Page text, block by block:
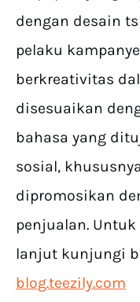
dengan desain
pelaku
berkreativitas
disesuaikan
bahasa yang
sosial,
dipromosikan
penjualan.
lanjut kunjungi
blog.teezily.com